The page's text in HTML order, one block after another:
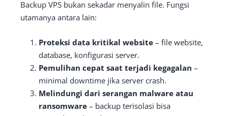
Backup VPS bukan sekadar menyalin file. Fungsi
utamanya antara lain:
Proteksi data kritikal website – file website,
database, konfigurasi server.
Pemulihan cepat saat terjadi kegagalan –
minimal downtime jika server crash.
Melindungi dari serangan malware atau
ransomware – backup terisolasi bisa